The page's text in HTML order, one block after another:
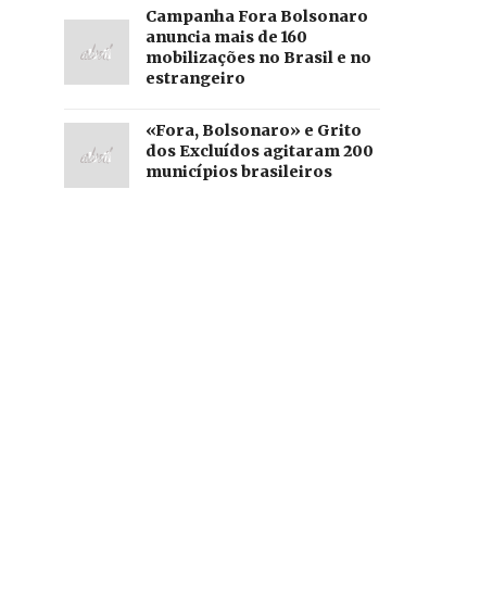
Campanha Fora Bolsonaro
anuncia mais de 160
mobilizações no Brasil e no
estrangeiro
«Fora, Bolsonaro» e Grito
dos Excluídos agitaram 200
municípios brasileiros